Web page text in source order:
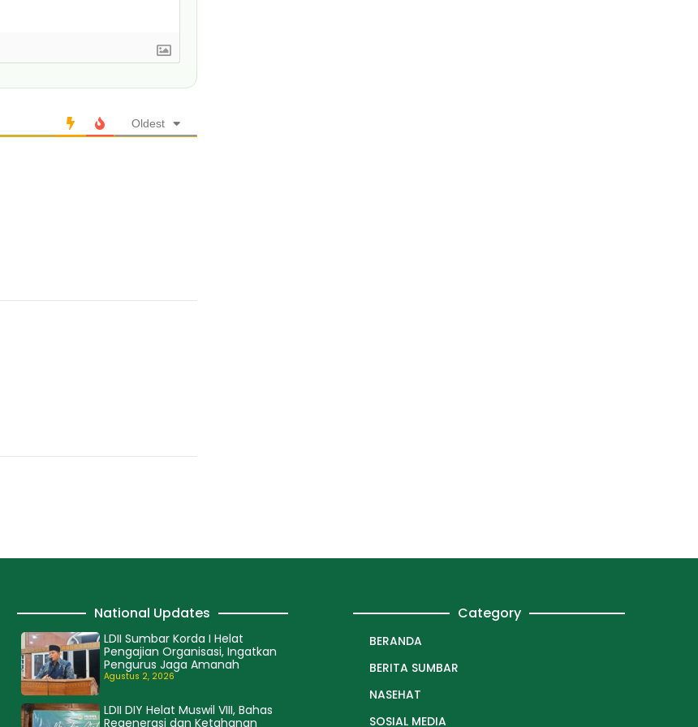
Oldest
National Updates
LDII Sumbar Korda I Helat
Pengajian Organisasi, Ingatkan
Pengurus Jaga Amanah
Agustus 2, 2026
LDII DIY Helat Muswil VIII, Bahas
Regenerasi dan Ketahanan
Category
BERANDA
BERITA SUMBAR
NASEHAT
SOSIAL MEDIA